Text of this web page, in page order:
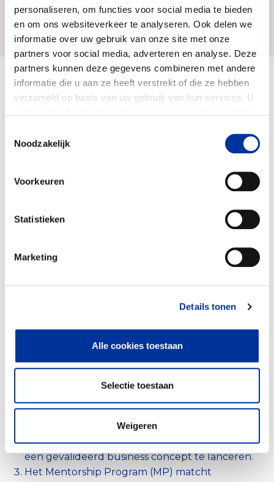
personaliseren, om functies voor social media te bieden
en om ons websiteverkeer te analyseren. Ook delen we
informatie over uw gebruik van onze site met onze
partners voor social media, adverteren en analyse. Deze
partners kunnen deze gegevens combineren met andere
informatie die u aan ze heeft verstrekt of die ze hebben
verzameld op basis van uw gebruik van hun services. U
Noodzakelijk
Voorkeuren
Statistieken
Marketing
Details tonen
Alle cookies toestaan
Selectie toestaan
Weigeren
Zo bereiken we ons doel
Doelbesteding (2024)
€ 990.156
(Directe) dienst- en
hulpverlening
Het Digital Entrepreneurship Program (DEP) is
video’s, opdrachten, livesessies en trainers.
De Forward Incubator (FI) is een 4 maanden
durend programma dat ondernemers helpt
een gevalideerd business concept te lanceren.
Het Mentorship Program (MP) matcht